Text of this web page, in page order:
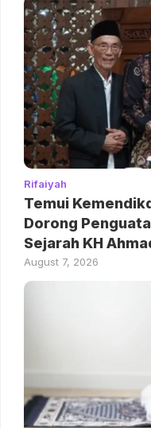
Rifaiyah
Temui
Dorong
Sejarah KH
August 7, 2026